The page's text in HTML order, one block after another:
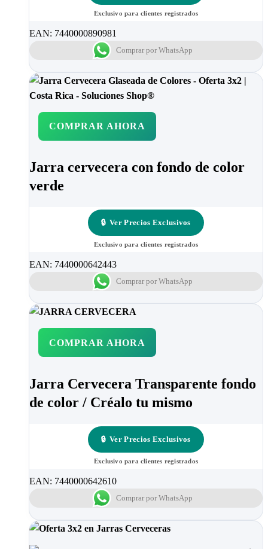
Exclusivo para clientes registrados
EAN: 7440000890981
Comprar por WhatsApp
COMPRAR AHORA
Jarra cervecera con fondo de color
verde
🔒 Ver Precios Exclusivos
Exclusivo para clientes registrados
EAN: 7440000642443
Comprar por WhatsApp
COMPRAR AHORA
Jarra Cervecera Transparente fondo
de color / Créalo tu mismo
🔒 Ver Precios Exclusivos
Exclusivo para clientes registrados
EAN: 7440000642610
Comprar por WhatsApp